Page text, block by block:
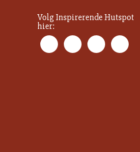
Volg Inspirerende Hutspot
hier: